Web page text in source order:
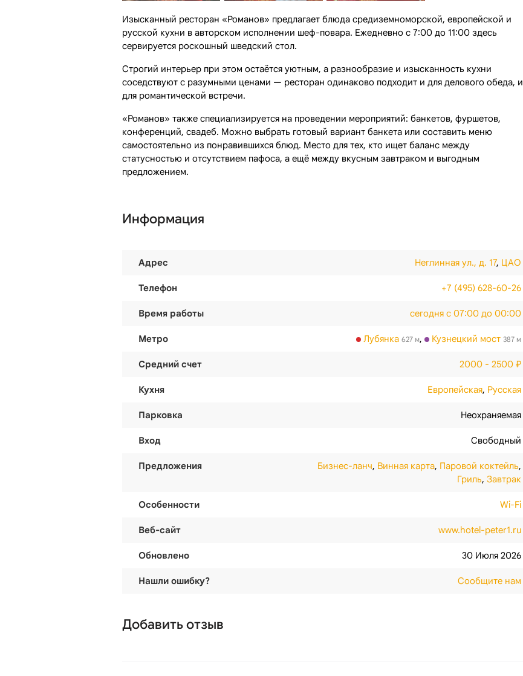
Изысканный ресторан «Романов» предлагает блюда средиземноморской, европейской и
русской кухни в авторском исполнении шеф-повара. Ежедневно с 7:00 до 11:00 здесь
сервируется роскошный шведский стол.
Строгий интерьер при этом остаётся уютным, а разнообразие и изысканность кухни
соседствуют с разумными ценами — ресторан одинаково подходит и для делового обеда, и
для романтической встречи.
«Романов» также специализируется на проведении мероприятий: банкетов, фуршетов,
конференций, свадеб. Можно выбрать готовый вариант банкета или составить меню
самостоятельно из понравившихся блюд. Место для тех, кто ищет баланс между
статусностью и отсутствием пафоса, а ещё между вкусным завтраком и выгодным
предложением.
Информация
Адрес Неглинная ул., д. 17, ЦАО
Телефон +7 (495) 628-60-26
Время работы сегодня с 07:00 до 00:00
Метро Лубянка 627 м, Кузнецкий мост 387 м
Средний счет 2000 - 2500 ₽
Кухня Европейская, Русская
Парковка Неохраняемая
Вход Свободный
Предложения Бизнес-ланч, Винная карта, Паровой коктейль,
Гриль, Завтрак
Особенности Wi-Fi
Веб-сайт www.hotel-peter1.ru
Обновлено 30 Июля 2026
Нашли ошибку? Сообщите нам
Добавить отзыв